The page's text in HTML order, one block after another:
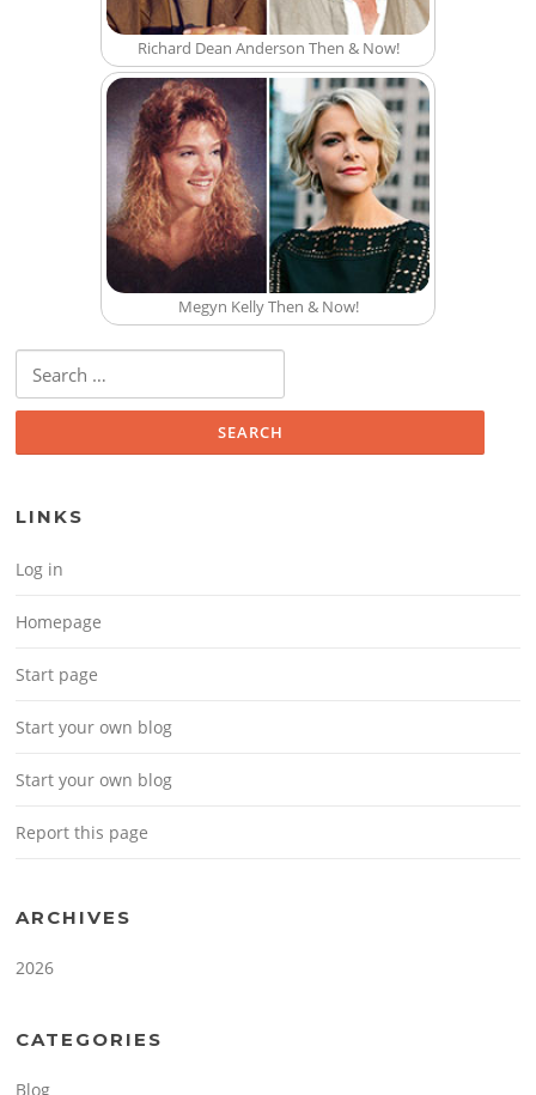
Richard Dean Anderson Then & Now!
Megyn Kelly Then & Now!
Search for:
LINKS
Log in
Homepage
Start page
Start your own blog
Start your own blog
Report this page
ARCHIVES
2026
CATEGORIES
Blog